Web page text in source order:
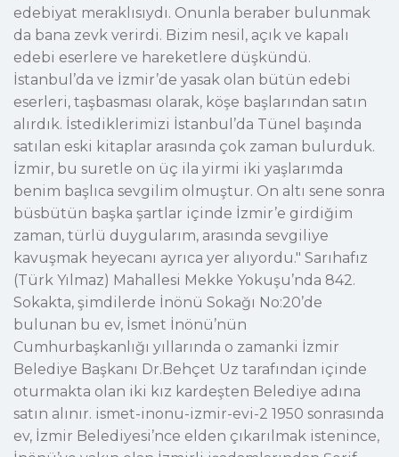
edebiyat meraklısıydı. Onunla beraber bulunmak
da bana zevk verirdi. Bizim nesil, açık ve kapalı
edebi eserlere ve hareketlere düşkündü.
İstanbul’da ve İzmir’de yasak olan bütün edebi
eserleri, taşbasması olarak, köşe başlarından satın
alırdık. İstediklerimizi İstanbul’da Tünel başında
satılan eski kitaplar arasında çok zaman bulurduk.
İzmir, bu suretle on üç ila yirmi iki yaşlarımda
benim başlıca sevgilim olmuştur. On altı sene sonra
büsbütün başka şartlar içinde İzmir’e girdiğim
zaman, türlü duygularım, arasında sevgiliye
kavuşmak heyecanı ayrıca yer alıyordu." Sarıhafız
(Türk Yılmaz) Mahallesi Mekke Yokuşu’nda 842.
Sokakta, şimdilerde İnönü Sokağı No:20’de
bulunan bu ev, İsmet İnönü’nün
Cumhurbaşkanlığı yıllarında o zamanki İzmir
Belediye Başkanı Dr.Behçet Uz tarafından içinde
oturmakta olan iki kız kardeşten Belediye adına
satın alınır. ismet-inonu-izmir-evi-2 1950 sonrasında
ev, İzmir Belediyesi’nce elden çıkarılmak istenince,